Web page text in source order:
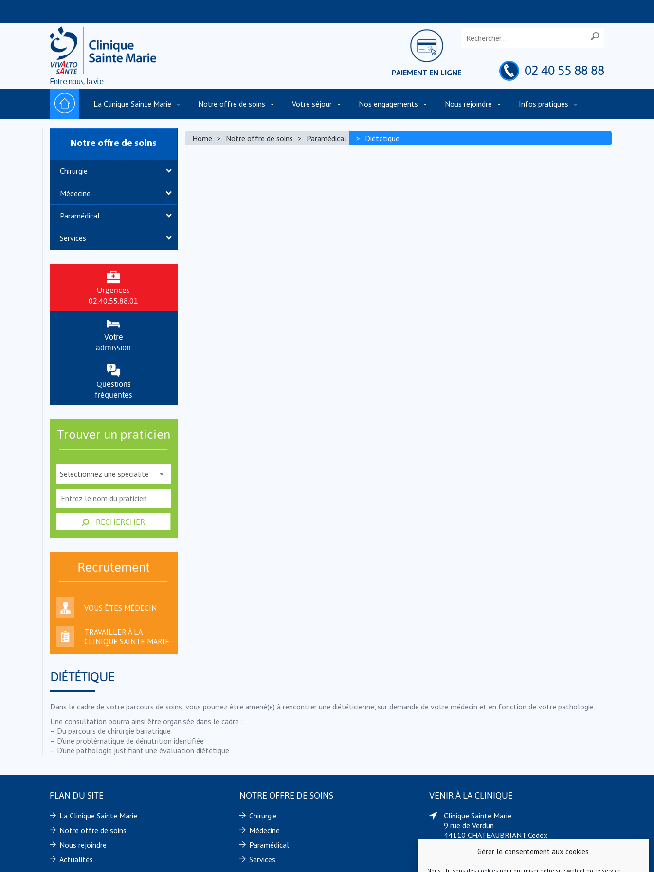
Gérer le consentement aux cookies
Nous utilisons des cookies pour optimiser notre site web et notre service.
Entre nous, la vie
PAIEMENT EN LIGNE 02 40 55 88 88
La Clinique Sainte Marie Notre offre de soins Votre séjour Nos engagements Nous rejoindre Infos pratiques
Trouver un praticien Présentation vidéo de la Clinique et de son environnement
Notre offre de soins
Chirurgie
Médecine
Paramédical
Services
Urgences
02.40.55.88.01
Votre
admission
Questions
fréquentes
Trouver un praticien
RECHERCHER
Recrutement
VOUS ÊTES MÉDECIN
TRAVAILLER À LA
CLINIQUE SAINTE MARIE
Home Notre offre de soins Paramédical Diététique
DIÉTÉTIQUE
Dans le cadre de votre parcours de soins, vous pourrez être amené(e) à rencontrer une diététicienne, sur demande de votre médecin et en fonction de votre pathologie,.
Une consultation pourra ainsi être organisée dans le cadre :
– Du parcours de chirurgie bariatrique
– D’une problématique de dénutrition identifiée
– D’une pathologie justifiant une évaluation diététique
PLAN DU SITE
La Clinique Sainte Marie
Notre offre de soins
Nous rejoindre
Actualités
NOTRE OFFRE DE SOINS
Chirurgie
Médecine
Paramédical
Services
VENIR À LA CLINIQUE
Clinique Sainte Marie
9 rue de Verdun
44110 CHATEAUBRIANT Cedex
Téléphone : 02 40 55 88 88